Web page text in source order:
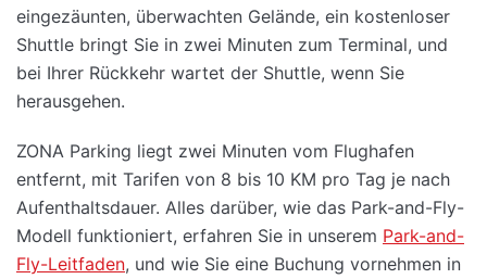
eingezäunten, überwachten Gelände, ein kostenloser
Shuttle bringt Sie in zwei Minuten zum Terminal, und
bei Ihrer Rückkehr wartet der Shuttle, wenn Sie
herausgehen.
ZONA Parking liegt zwei Minuten vom Flughafen
entfernt, mit Tarifen von 8 bis 10 KM pro Tag je nach
Aufenthaltsdauer. Alles darüber, wie das Park-and-Fly-
Modell funktioniert, erfahren Sie in unserem Park-and-
Fly-Leitfaden, und wie Sie eine Buchung vornehmen in